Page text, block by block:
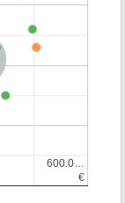
€
€
600.0…
600.0…